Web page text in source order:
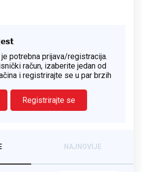
potrebna prijava/registracija.
račun, izaberite jedan od
i registrirajte se u par brzih
Registrirajte se
NAJNOVIJE